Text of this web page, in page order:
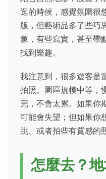
逛的時候，感覺氛圍很
版，但藝術品多了些巧
象，有些寫實，甚至帶
找到樂趣。
我注意到，很多遊客是
拍照。園區規模中等，
完，不會太累。如果你
可能會失望；但如果你
跳、或者拍些有質感的
怎麼去？